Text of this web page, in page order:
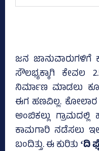
ಜನ
ಸೌಲಭ್ಯಕ್ಕಾಗಿ ಕೇವಲ
ನಿರ್ಮಾಣ ಮಾಡಲು
ಈಗ ಹಣವಿಲ್ಲ.
ಅಂಬಿಕಲ್ಲು
ಕಾಮಗಾರಿ ನಡೆಸಲು
ಬಂದಿತ್ತು. ಈ ಕುರಿತು ʻದಿ